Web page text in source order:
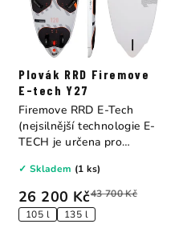
Plovák RRD Firemove
E-tech Y27
26 200 Kč43 700 Kč
105 l 135 l
✓ Skladem (1 ks)
Firemove RRD E-Tech
(nejsilnější technologie E-
TECH je určena pro